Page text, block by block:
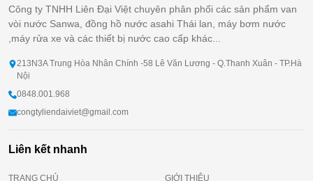
Công ty TNHH Liên Đại Việt chuyên phân phối các sản phẩm van
vòi nước Sanwa, đồng hồ nước asahi Thái lan, máy bơm nước
,máy rửa xe và các thiết bị nước cao cấp khác...
213N3A Trung Hòa Nhân Chính -58 Lê Văn Lương - Q.Thanh Xuân - TP.Hà
Nội
0848.001.968
congtyliendaiviet@gmail.com
Liên kết nhanh
TRANG CHỦ
GIỚI THIỆU